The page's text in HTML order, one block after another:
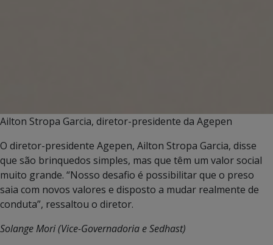
Ailton Stropa Garcia, diretor-presidente da Agepen
O diretor-presidente Agepen, Ailton Stropa Garcia, disse
que são brinquedos simples, mas que têm um valor social
muito grande. “Nosso desafio é possibilitar que o preso
saia com novos valores e disposto a mudar realmente de
conduta”, ressaltou o diretor.
Solange Mori (Vice-Governadoria e Sedhast)